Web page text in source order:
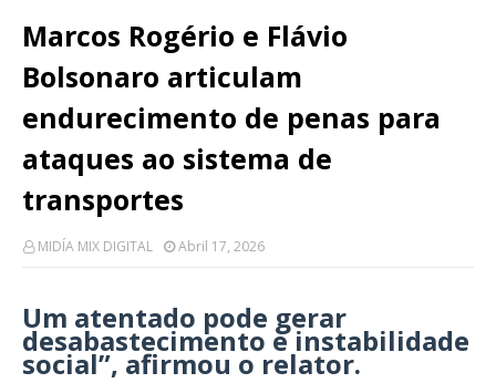
Marcos Rogério e Flávio
Bolsonaro articulam
endurecimento de penas para
ataques ao sistema de
transportes
MIDÍA MIX DIGITAL Abril 17, 2026
Um atentado pode gerar
desabastecimento e instabilidade
social”,afirmou o relator.